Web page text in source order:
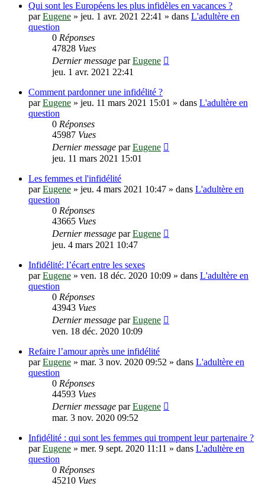
Qui sont les Européens les plus infidèles en vacances ?
parEugene » jeu. 1 avr. 2021 22:41 » dans L'adultère en
question
0 Réponses
47828 Vues
Dernier message parEugene
jeu. 1 avr. 2021 22:41
Comment pardonner une infidélité ?
parEugene » jeu. 11 mars 2021 15:01 » dans L'adultère en
question
0 Réponses
45987 Vues
Dernier message parEugene
jeu. 11 mars 2021 15:01
Les femmes et l'infidélité
parEugene » jeu. 4 mars 2021 10:47 » dans L'adultère en
question
0 Réponses
43665 Vues
Dernier message parEugene
jeu. 4 mars 2021 10:47
Infidélité: l’écart entre les sexes
parEugene » ven. 18 déc. 2020 10:09 » dans L'adultère en
question
0 Réponses
43943 Vues
Dernier message parEugene
ven. 18 déc. 2020 10:09
Refaire l’amour après une infidélité
parEugene » mar. 3 nov. 2020 09:52 » dans L'adultère en
question
0 Réponses
44593 Vues
Dernier message parEugene
mar. 3 nov. 2020 09:52
Infidélité : qui sont les femmes qui trompent leur partenaire ?
parEugene » mer. 9 sept. 2020 11:11 » dans L'adultère en
question
0 Réponses
45210 Vues